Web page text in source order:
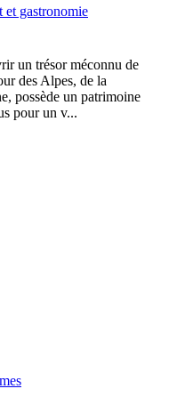
et gastronomie
un trésor méconnu de
des Alpes, de la
possède un patrimoine
pour un v...